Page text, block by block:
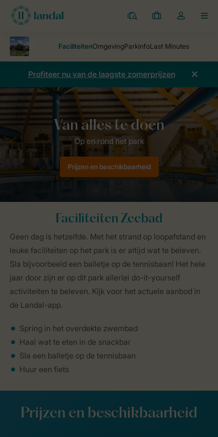
Parken
Mijn
Open
mijn
account
Profiteer nu van de laagste zomerprijzen
Zeebad Op en rond het park
Prijzen en beschikbaarheid
Faciliteiten Zeebad
Geen dag is hetzelfde. Met het strand op loopafstand en
leuke faciliteiten op het park is er altijd wat te beleven.
Sla bijvoorbeeld een balletje op de tennisbaan! Het hele
jaar door zijn er op dit park allerlei do-it-yourself
activiteiten te beleven. Kijk voor het actuele aanbod in
de Landal-app.
Spring in het overdekte zwembad
Haal wat te eten in de snackbar
Sla een balletje op de tennisbaan
Huur een fiets
Prijzen en beschikbaarheid